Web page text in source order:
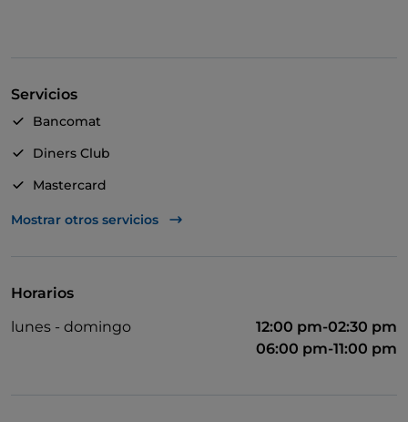
Servicios
Bancomat
Diners Club
Mastercard
Visa
Mostrar otros servicios
Horarios
lunes - domingo
12:00 pm-02:30 pm
06:00 pm-11:00 pm